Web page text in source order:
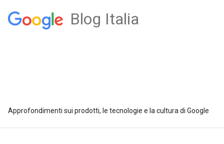
Blog Italia
Approfondimenti sui prodotti, le tecnologie e la cultura di Google